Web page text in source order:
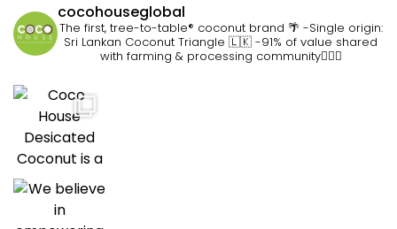
cocohouseglobal
The first, tree-to-table® coconut brand 🌴 -Single origin:
Sri Lankan Coconut Triangle 🇱🇰 -91% of value shared
with farming & processing community👷🏽‍♀️